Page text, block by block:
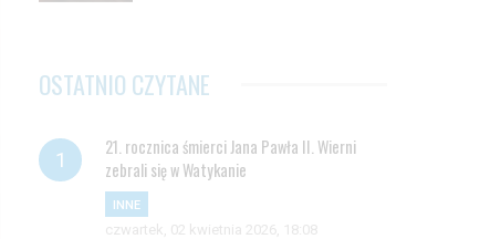
OSTATNIO CZYTANE
21. rocznica śmierci Jana Pawła II. Wierni
zebrali się w Watykanie
INNE
czwartek, 02 kwietnia 2026, 18:08